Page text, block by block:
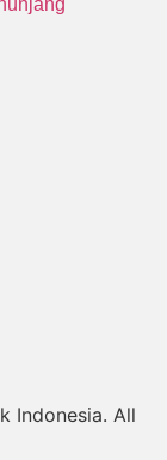
Indonesia. All